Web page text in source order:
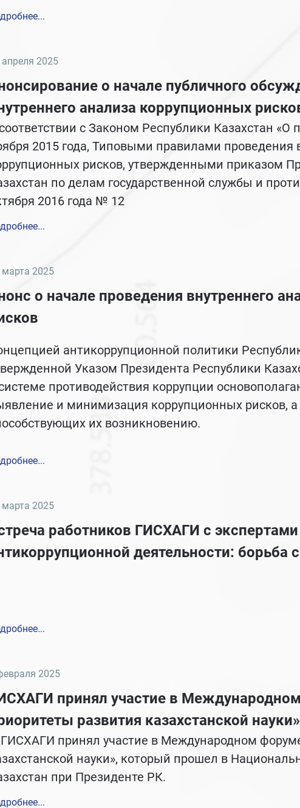
апреля 2025
о начале публичного
анализа коррупционных
с Законом Республики Казахстан «О
2015 года, Типовыми правилами проведения
рисков, утвержденными приказом
по делам государственной службы и
2016 года № 12
марта 2025
о начале проведения внутреннего
антикоррупционной политики
Указом Президента Республики
противодействия коррупции
и минимизация коррупционных рисков,
их возникновению.
марта 2025
работников ГИСХАГИ с
деятельности: борьба
2025
принял участие в
развития казахстанской науки»
принял участие в Международном
науки», который прошел в
при Президенте РК.
согласие на обработку моих персональных данных. *